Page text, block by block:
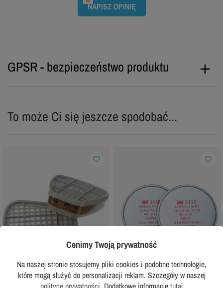
NAPISZ OPINIĘ
GPSR - bezpieczeństwo produktu
To może Ci się jeszcze spodobać...
favorite_border favorite_border
Cenimy Twoją prywatność
Na naszej stronie stosujemy pliki cookies i podobne technologie,
które mogą służyć do personalizacji reklam. Szczegóły w naszej